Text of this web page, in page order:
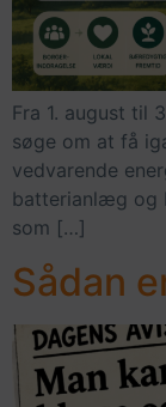
Fra 1. august til
søge om at få
vedvarende
batterianlæg og
som […]
Sådan